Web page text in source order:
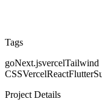
Tags
goNext.jsvercelTailwind
CSSVercelReactFlutter
Project Details